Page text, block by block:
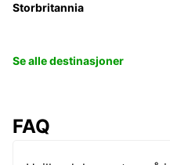
Storbritannia
Se alle destinasjoner
FAQ